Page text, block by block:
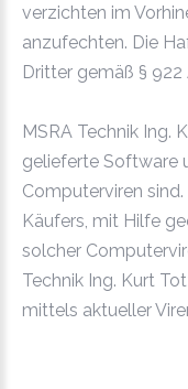
verzichten im
anzufechten. Die
Dritter gemäß §
MSRA Technik Ing.
gelieferte Software
Computerviren
Käufers, mit Hilfe
solcher
Technik Ing. Kurt
mittels aktueller